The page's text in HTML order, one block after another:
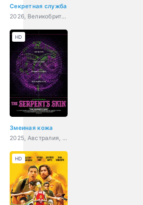
Секретная служба
2026, Великобритания, триллер, драма
Змеиная кожа
2025, Австралия, ужасы, фэнтези, мелодрама
HD
HD